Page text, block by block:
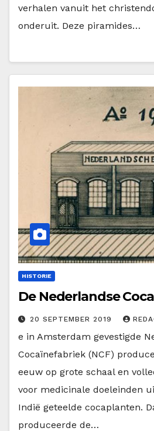
verhalen vanuit het
onderuit. Deze piramides…
HISTORIE
De Nederlandse
20 SEPTEMBER 2019
e in Amsterdam gevestigde
Cocaïnefabriek (NCF)
eeuw op grote schaal en
voor medicinale doeleinden
Indië geteelde cocaplanten.
produceerde de…